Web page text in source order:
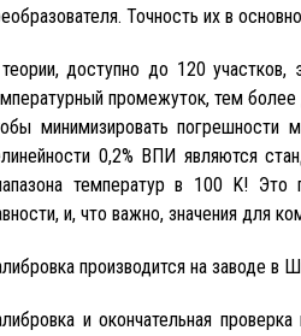
Точность их в
доступно до 120
промежуток, тем более
минимизировать погрешности
0,2% ВПИ являются
температур в 100 K! Это
и, что важно, значения для
производится на заводе в
и окончательная